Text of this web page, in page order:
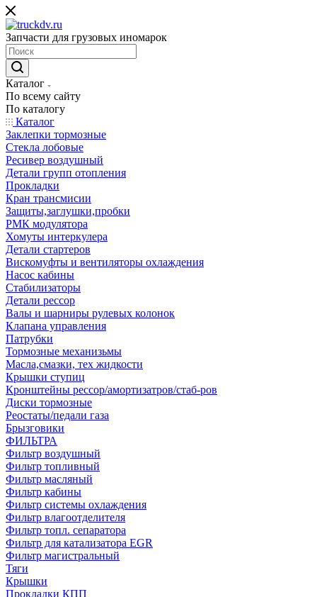
Запчасти для грузовых иномарок
Каталог
По всему сайту
По каталогу
Каталог
Заклепки тормозные
Стекла лобовые
Ресивер воздушный
Детали групп отопления
Прокладки
Кран трансмисии
Защиты,заглушки,пробки
РМК модулятора
Хомуты интеркулера
Детали стартеров
Вискомуфты и вентиляторы охлаждения
Насос кабины
Стабилизаторы
Детали рессор
Валы и шарниры рулевых колонок
Клапана управления
Патрубки
Тормозные механизьмы
Масла,смазки, тех жидкости
Крышки ступиц
Кронштейны рессор/амортизатров/стаб-ров
Диски тормозные
Реостаты/педали газа
Брызговики
ФИЛЬТРА
Фильтр воздушный
Фильтр топливный
Фильтр масляный
Фильтр кабины
Фильтр системы охлаждения
Фильтр влагоотделителя
Фильтр топл. сепаратора
Фильтр для катализатора EGR
Фильтр магистральный
Тяги
Крышки
Прокладки КПП